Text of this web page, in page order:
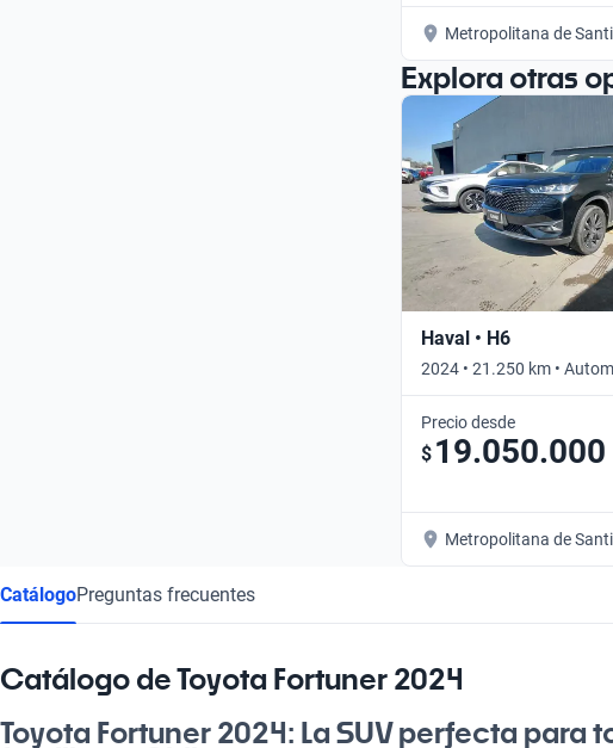
Metropolitana de
Explora otras
Haval • H6
2024 • 21.250 km •
Precio desde
$ 19.050.000
Metropolitana de
CatálogoPreguntas frecuentes
Catálogo de Toyota Fortuner 2024
Toyota Fortuner 2024: La SUV perfecta para